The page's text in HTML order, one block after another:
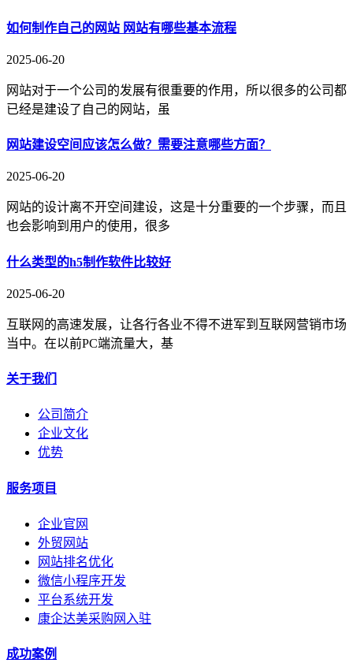
如何制作自己的网站 网站有哪些基本流程
2025-06-20
网站对于一个公司的发展有很重要的作用，所以很多的公司都
已经是建设了自己的网站，虽
网站建设空间应该怎么做？需要注意哪些方面？
2025-06-20
网站的设计离不开空间建设，这是十分重要的一个步骤，而且
也会影响到用户的使用，很多
什么类型的h5制作软件比较好
2025-06-20
互联网的高速发展，让各行各业不得不进军到互联网营销市场
当中。在以前PC端流量大，基
关于我们
公司简介
企业文化
优势
服务项目
企业官网
外贸网站
网站排名优化
微信小程序开发
平台系统开发
康企达美采购网入驻
成功案例